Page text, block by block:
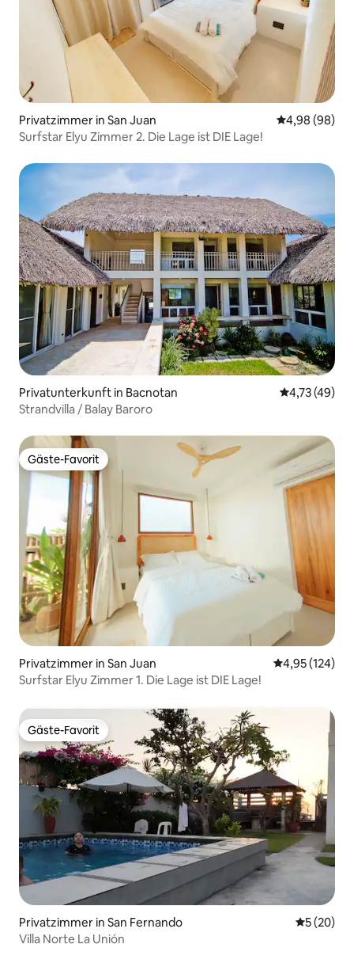
Privatzimmer in San Juan
4,98 (98)
Surfstar Elyu Zimmer 2. Die Lage ist DIE Lage!
Privatunterkunft in Bacnotan
4,73 (49)
Strandvilla / Balay Baroro
Gäste-Favorit
Gäste-Favorit
Privatzimmer in San Juan
4,95 (124)
Surfstar Elyu Zimmer 1. Die Lage ist DIE Lage!
Gäste-Favorit
Gäste-Favorit
Privatzimmer in San Fernando
5 (20)
Villa Norte La Unión